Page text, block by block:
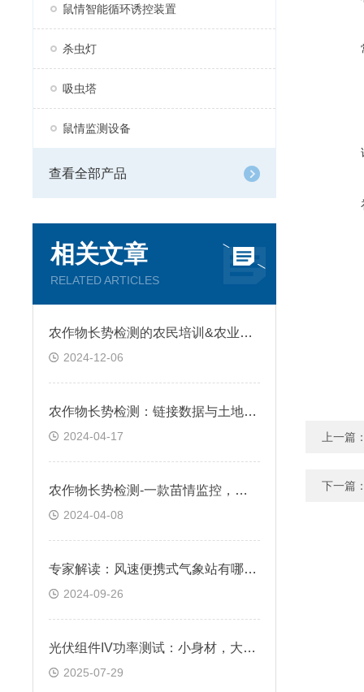
鼠情智能循环诱控装置
杀虫灯
吸虫塔
鼠情监测设备
查看全部产品
相关文章
RELATED ARTICLES
农作物长势检测的农民培训&农业知识
2024-12-06
农作物长势检测：链接数据与土地健康的桥梁
2024-04-17
农作物长势检测-一款苗情监控，庄稼茂盛的苗情监测站&顺丰包邮
2024-04-08
专家解读：风速便携式气象站有哪些一款科技前沿助兴奋的便携式气象站
2024-09-26
光伏组件IV功率测试：小身材，大用途
2025-07-29
上一篇
下一篇